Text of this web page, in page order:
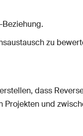
zu
dass
und